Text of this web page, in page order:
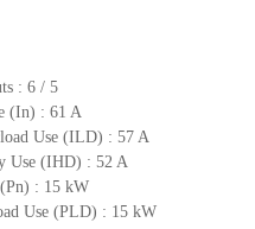
: 6 / 5
(In) : 61 A
Use (ILD) : 57 A
Use (IHD) : 52 A
: 15 kW
Use (PLD) : 15 kW